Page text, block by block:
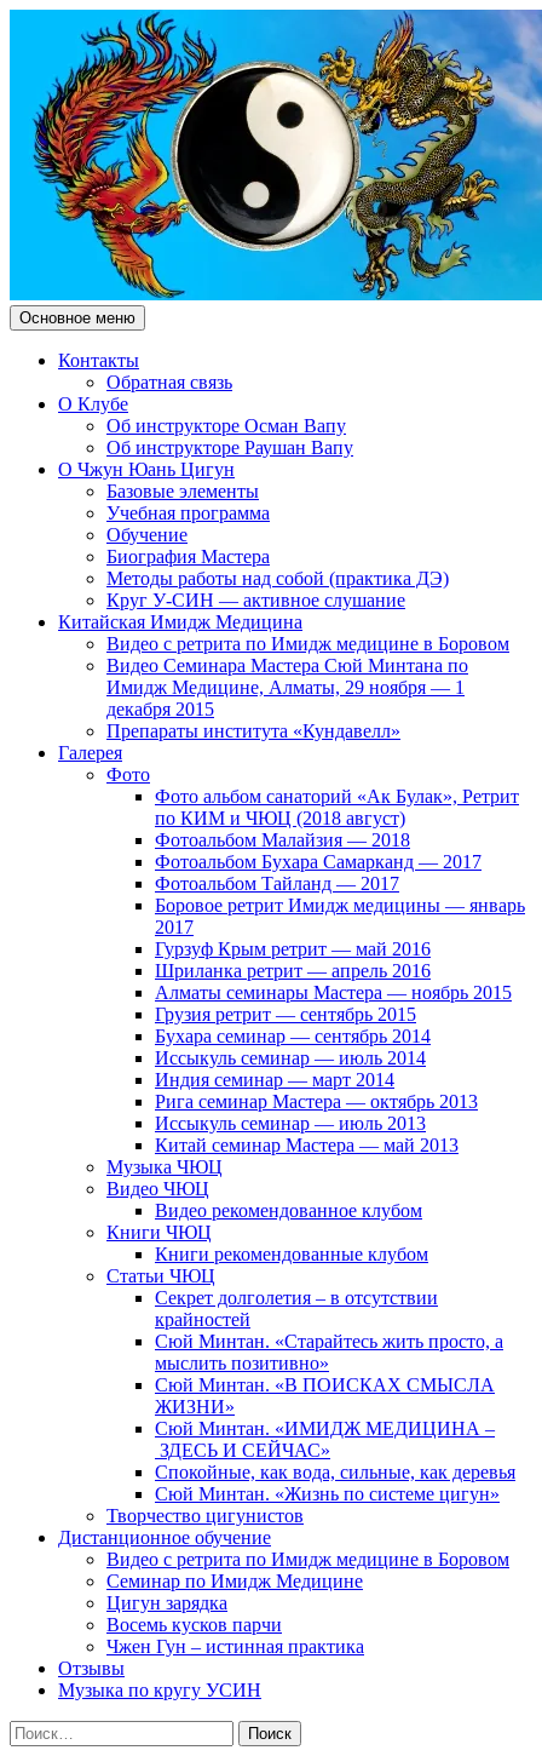
Чжун Юань Цигун Клуб
"Здесь и Сейчас"
Поиск
Основное меню Перейти
к
Контакты
Обратная связь
О Клубе
Об инструкторе Осман Вапу
Об инструкторе Раушан Вапу
О Чжун Юань Цигун
Базовые элементы
Учебная программа
Обучение
Биография Мастера
Методы работы над собой (практика ДЭ)
Круг У-СИН — активное слушание
Китайская Имидж Медицина
Видео с ретрита по Имидж медицине в Боровом
Видео Семинара Мастера Сюй Минтана по
Имидж Медицине, Алматы, 29 ноября — 1
декабря 2015
Препараты института «Кундавелл»
Галерея
Фото
Фото альбом санаторий «Ак Булак», Ретрит
по КИМ и ЧЮЦ (2018 август)
Фотоальбом Малайзия — 2018
Фотоальбом Бухара Самарканд — 2017
Фотоальбом Тайланд — 2017
Боровое ретрит Имидж медицины — январь
2017
Гурзуф Крым ретрит — май 2016
Шриланка ретрит — апрель 2016
Алматы семинары Мастера — ноябрь 2015
Грузия ретрит — сентябрь 2015
Бухара семинар — сентябрь 2014
Иссыкуль семинар — июль 2014
Индия семинар — март 2014
Рига семинар Мастера — октябрь 2013
Иссыкуль семинар — июль 2013
Китай семинар Мастера — май 2013
Музыка ЧЮЦ
Видео ЧЮЦ
Видео рекомендованное клубом
Книги ЧЮЦ
Книги рекомендованные клубом
Статьи ЧЮЦ
Секрет долголетия – в отсутствии
крайностей
Сюй Минтан. «Старайтесь жить просто, а
мыслить позитивно»
Сюй Минтан. «В ПОИСКАХ СМЫСЛА
ЖИЗНИ»
Сюй Минтан. «ИМИДЖ МЕДИЦИНА –
ЗДЕСЬ И СЕЙЧАС»
Спокойные, как вода, сильные, как деревья
Сюй Минтан. «Жизнь по системе цигун»
Творчество цигунистов
Дистанционное обучение
Видео с ретрита по Имидж медицине в Боровом
Семинар по Имидж Медицине
Цигун зарядка
Восемь кусков парчи
Чжен Гун – истинная практика
Отзывы
Музыка по кругу УСИН
Найти: